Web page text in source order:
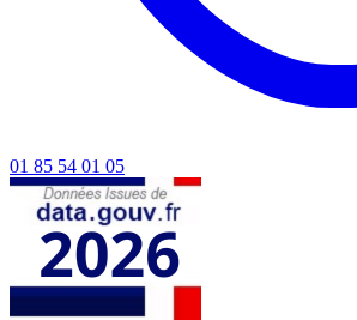
01 85 54 01 05